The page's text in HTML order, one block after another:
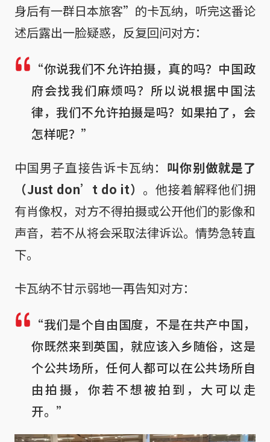
身后有一群日本旅客”的卡瓦纳，听完这番论
述后露出一脸疑惑，反复回问对方：
“你说我们不允许拍摄，真的吗？中国政
府会找我们麻烦吗？所以说根据中国法
律，我们不允许拍摄是吗？如果拍了，会
怎样呢？”
中国男子直接告诉卡瓦纳： 叫你别做就是了
（Just don’t do it） 。他接着解释他们拥
有肖像权，对方不得拍摄或公开他们的影像和
声音，若不从将会采取法律诉讼。情势急转直
下。
卡瓦纳不甘示弱地一再告知对方：
“我们是个自由国度，不是在共产中国，
你既然来到英国，就应该入乡随俗，这是
个公共场所，任何人都可以在公共场所自
由拍摄，你若不想被拍到，大可以走
开。”